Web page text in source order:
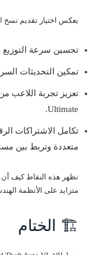
يعكس اختيار تقديم نسخ
تحسين سرعة التوزيع
تمكين التحديثات
تعزيز تجربة
Ultimate.
تكامل الاشتراكات
متعددة وتربط بين
تظهر هذه النقاط كيف أن
متزايد على الأنظمة
🏗️ الختام